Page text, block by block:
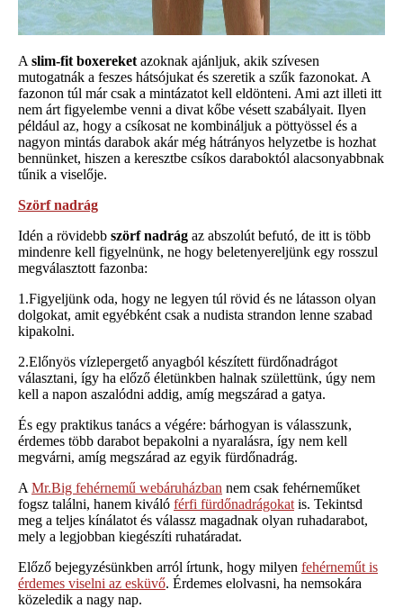
A slim-fit boxereket azoknak ajánljuk, akik szívesen
mutogatnák a feszes hátsójukat és szeretik a szűk fazonokat. A
fazonon túl már csak a mintázatot kell eldönteni. Ami azt illeti itt
nem árt figyelembe venni a divat kőbe vésett szabályait. Ilyen
például az, hogy a csíkosat ne kombináljuk a pöttyössel és a
nagyon mintás darabok akár még hátrányos helyzetbe is hozhat
bennünket, hiszen a keresztbe csíkos daraboktól alacsonyabbnak
tűnik a viselője.
Szörf nadrág
Idén a rövidebb szörf nadrág az abszolút befutó, de itt is több
mindenre kell figyelnünk, ne hogy beletenyereljünk egy rosszul
megválasztott fazonba:
1.Figyeljünk oda, hogy ne legyen túl rövid és ne látasson olyan
dolgokat, amit egyébként csak a nudista strandon lenne szabad
kipakolni.
2.Előnyös vízlepergető anyagból készített fürdőnadrágot
választani, így ha előző életünkben halnak születtünk, úgy nem
kell a napon aszalódni addig, amíg megszárad a gatya.
És egy praktikus tanács a végére: bárhogyan is válasszunk,
érdemes több darabot bepakolni a nyaralásra, így nem kell
megvárni, amíg megszárad az egyik fürdőnadrág.
A Mr.Big fehérnemű webáruházban nem csak fehérneműket
fogsz találni, hanem kiváló férfi fürdőnadrágokat is. Tekintsd
meg a teljes kínálatot és válassz magadnak olyan ruhadarabot,
mely a legjobban kiegészíti ruhatáradat.
Előző bejegyzésünkben arról írtunk, hogy milyen fehérneműt is
érdemes viselni az esküvő. Érdemes elolvasni, ha nemsokára
közeledik a nagy nap.